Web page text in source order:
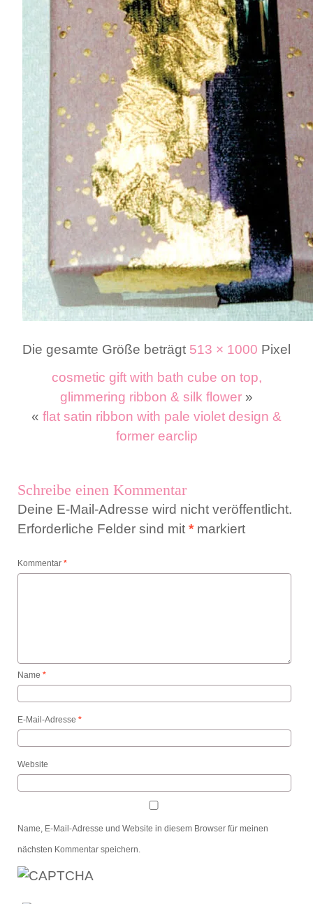
Die gesamte Größe beträgt 513 × 1000 Pixel
cosmetic gift with bath cube on top,
glimmering ribbon & silk flower »
« flat satin ribbon with pale violet design &
former earclip
Schreibe einen Kommentar
Deine E-Mail-Adresse wird nicht veröffentlicht.
Erforderliche Felder sind mit *markiert
Kommentar *
Name *
E-Mail-Adresse *
Website
Name, E-Mail-Adresse und Website in diesem Browser für meinen
nächsten Kommentar speichern.